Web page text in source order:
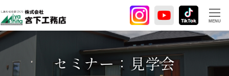
イ
ン
テ
MENU
セミナー：見学会